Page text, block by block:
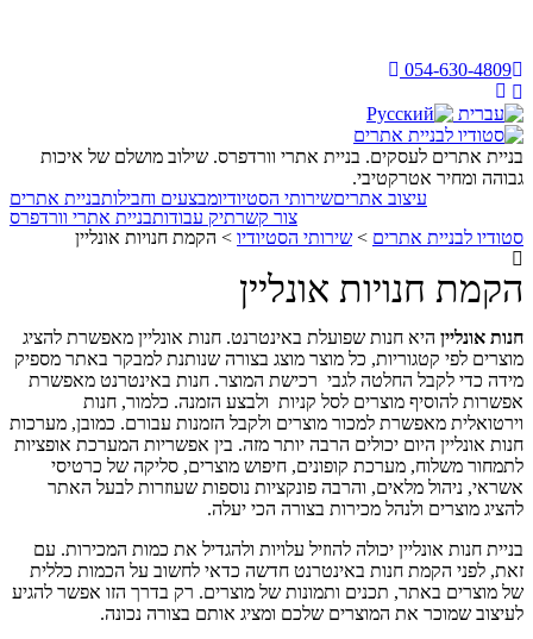
054-630-4809
בניית אתרים לעסקים. בניית אתרי וורדפרס. שילוב מושלם של איכות
גבוהה ומחיר אטרקטיבי.
בניית אתריםמבצעים וחבילותשירותי הסטיודיועיצוב אתרים
בניית אתרי וורדפרסתיק עבודותצור קשר
סטודיו לבניית אתרים > שירותי הסטיודיו > הקמת חנויות אונליין
הקמת חנויות אונליין
חנות אונליין היא חנות שפועלת באינטרנט. חנות אונליין מאפשרת להציג
מוצרים לפי קטגוריות, כל מוצר מוצג בצורה שנותנת למבקר באתר מספיק
מידה כדי לקבל החלטה לגבי רכישת המוצר. חנות באינטרנט מאפשרת
אפשרות להוסיף מוצרים לסל קניות ולבצע הזמנה. כלמור, חנות
וירטואלית מאפשרת למכור מוצרים ולקבל הזמנות עבורם. כמובן, מערכות
חנות אונליין היום יכולים הרבה יותר מזה. בין אפשריות המערכת אופציות
לתמחור משלוח, מערכת קופונים, חיפוש מוצרים, סליקה של כרטיסי
אשראי, ניהול מלאים, והרבה פונקציות נוספות שעוזרות לבעל האתר
להציג מוצרים ולנהל מכירות בצורה הכי יעלה.
בניית חנות אונליין יכולה להוזיל עלויות ולהגדיל את כמות המכירות. עם
זאת, לפני הקמת חנות באינטרנט חדשה כדאי לחשוב על הכמות כללית
של מוצרים באתר, תכנים ותמונות של מוצרים. רק בדרך הזו אפשר להגיע
לעיצוב שמוכר את המוצרים שלכם ומציג אותם בצורה נכונה.